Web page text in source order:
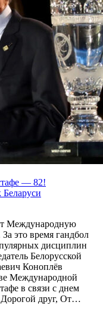
— 82!
Международную
это время гандбол
дисциплин
Белорусской
Коноплёв
Международной
в связи с днем
друг, От…